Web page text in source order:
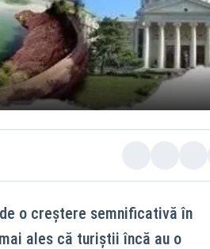
o creștere semnificativă în
ales că turiștii încă au o